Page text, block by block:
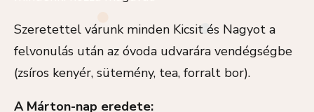
Szeretettel várunk minden Kicsit és Nagyot a
felvonulás után az óvoda udvarára vendégségbe
(zsíros kenyér, sütemény, tea, forralt bor).
A Márton-nap eredete: